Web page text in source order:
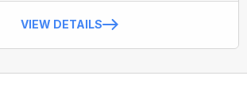
VIEW DETAILS